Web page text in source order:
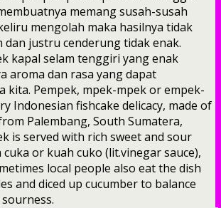
memang susah-susah
mengolah maka hasilnya tidak
dan justru cenderung tidak enak.
kapal selam tenggiri yang enak
aroma dan rasa yang dapat
kita. Pempek, mpek-mpek or empek-
Indonesian fishcake delicacy, made of
Palembang, South Sumatera,
is served with rich sweet and sour
cuka or kuah cuko (lit.vinegar sauce),
local people also eat the dish
and diced up cucumber to balance